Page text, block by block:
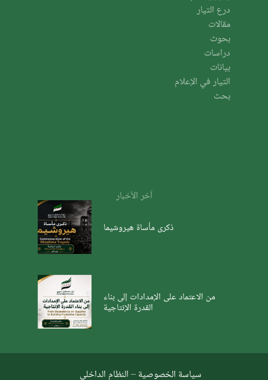
درع التيار
مقالات
بحوث
دراسات
بيانات
التيار في الإعلام
بحث
آخر الأخبار
ذكرى مأساة هيروشيما
من الاعتماد على الإمدادات إلى بناء
القدرة الإنتاجية
سياسة الخصوصية – النظام الداخلي